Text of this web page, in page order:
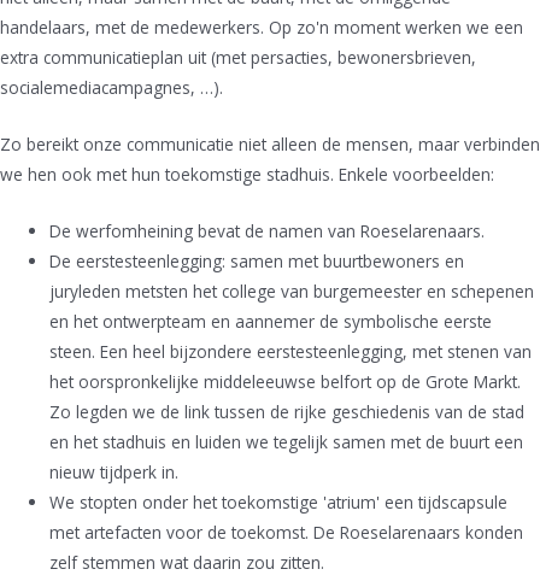
handelaars, met de medewerkers. Op zo'n moment werken we een
extra communicatieplan uit (met persacties, bewonersbrieven,
socialemediacampagnes, …).
Zo bereikt onze communicatie niet alleen de mensen, maar verbinden
we hen ook met hun toekomstige stadhuis. Enkele voorbeelden:
De werfomheining bevat de namen van Roeselarenaars.
De eerstesteenlegging: samen met buurtbewoners en
juryleden metsten het college van burgemeester en schepenen
en het ontwerpteam en aannemer de symbolische eerste
steen. Een heel bijzondere eerstesteenlegging, met stenen van
het oorspronkelijke middeleeuwse belfort op de Grote Markt.
Zo legden we de link tussen de rijke geschiedenis van de stad
en het stadhuis en luiden we tegelijk samen met de buurt een
nieuw tijdperk in.
We stopten onder het toekomstige 'atrium' een tijdscapsule
met artefacten voor de toekomst. De Roeselarenaars konden
zelf stemmen wat daarin zou zitten.